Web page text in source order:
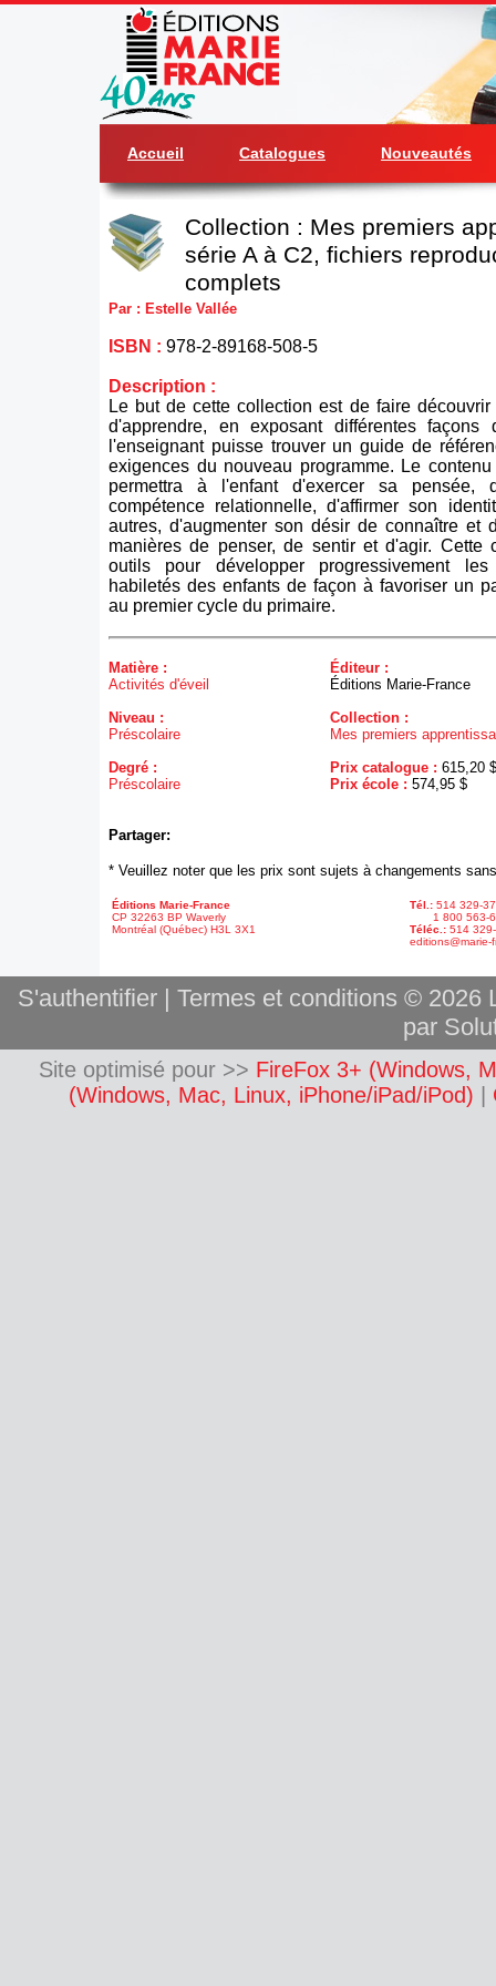
Accueil Catalogues Nouveautés
Collection : Mes premiers
série A à C2, fichiers
complets
Par : Estelle Vallée
ISBN : 978-2-89168-508-5
Description :
Le but de cette collection est de faire
d'apprendre, en exposant différentes
l'enseignant puisse trouver un guide de
exigences du nouveau programme. Le
permettra à l'enfant d'exercer sa pensée,
compétence relationnelle, d'affirmer son
autres, d'augmenter son désir de connaître et
manières de penser, de sentir et d'agir. Cette
outils pour développer progressivement
habiletés des enfants de façon à favoriser un
au premier cycle du primaire.
Matière :
Activités d'éveil
Niveau :
Préscolaire
Degré :
Préscolaire
Éditeur :
Éditions Marie-France
Collection :
Mes premiers
Prix catalogue : 615,20 $
Prix école : 574,95 $
Partager:
* Veuillez noter que les prix sont sujets à changements
Éditions Marie-France
CP 32263 BP Waverly
Montréal (Québec) H3L 3X1
Tél.: 514 329-
1 800 563-
Téléc.: 514
editions@marie-
S'authentifier| Termes et conditions © 2026
par
Site optimisé pour >> FireFox 3+ (Windows,
(Windows, Mac, Linux, iPhone/iPad/iPod)